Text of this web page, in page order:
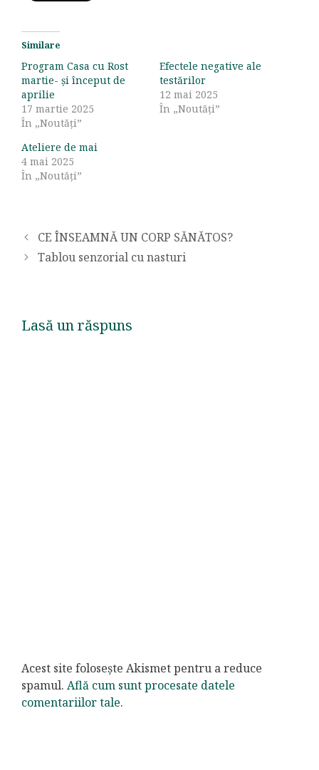
Similare
Program Casa cu Rost
martie- și început de
aprilie
17 martie 2025
În „Noutăți”
Efectele negative ale
testărilor
12 mai 2025
În „Noutăți”
Ateliere de mai
4 mai 2025
În „Noutăți”
CE ÎNSEAMNĂ UN CORP SĂNĂTOS?
Tablou senzorial cu nasturi
Lasă un răspuns
Acest site folosește Akismet pentru a reduce
spamul. Află cum sunt procesate datele
comentariilor tale.